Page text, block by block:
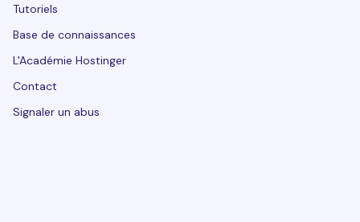
Tutoriels
Base de connaissances
L'Académie Hostinger
Contact
Signaler un abus